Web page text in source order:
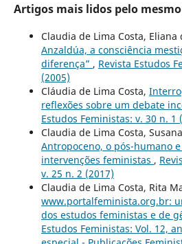
Artigos mais lidos pelo
Claudia de Lima Costa, Eliana
Anzaldúa, a consciência
diferença” , Revista Estudos
(2005)
Cláudia de Lima Costa,
reflexões sobre um debate
Estudos Feministas: v. 30 n. 1
Claudia de Lima Costa,
Antropoceno, o pós-humano
intervenções feministas ,
v. 25 n. 2 (2017)
Claudia de Lima Costa, Rita
www.portalfeminista.org.br:
dos estudos feministas e de
Estudos Feministas: Vol. 12,